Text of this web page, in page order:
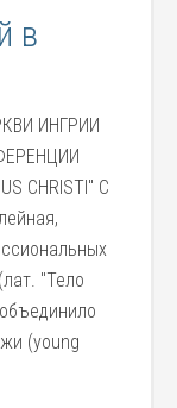
в
ИНГРИИ
CHRISTI" С
"Тело
(young